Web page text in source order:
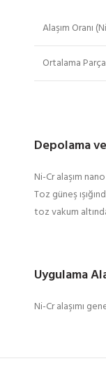
Alaşım Oranı
Ortalama
Depolama
Ni-Cr alaşım
Toz güneş
toz vakum
Uygulama
Ni-Cr alaşımı